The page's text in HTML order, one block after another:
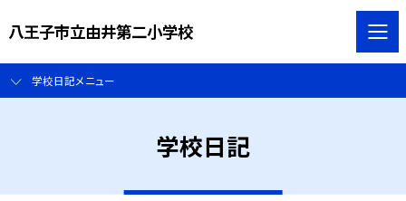
八王子市立由井第二小学校
学校日記メニュー
学校日記